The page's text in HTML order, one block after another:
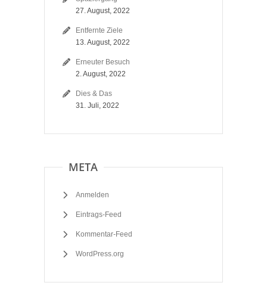
27. August, 2022
Entfernte Ziele
13. August, 2022
Erneuter Besuch
2. August, 2022
Dies & Das
31. Juli, 2022
META
Anmelden
Eintrags-Feed
Kommentar-Feed
WordPress.org